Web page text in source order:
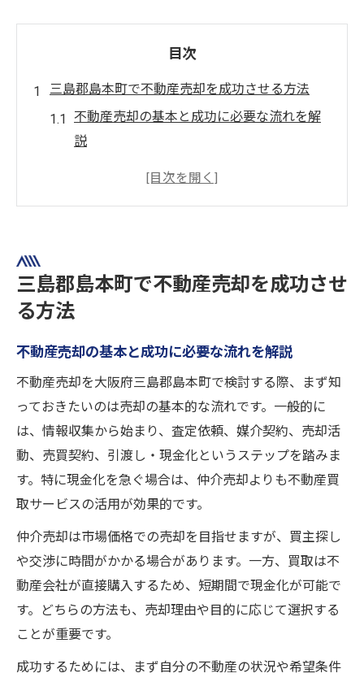
目次
三島郡島本町で不動産売却を成功させる方法
不動産売却の基本と成功に必要な流れを解
説
地域特性を活かした不動産売却のコツとは
スピーディーな現金化を叶える買取の極意
不動産売却と買取のスピード比較と特徴
買取査定で重視すべき不動産売却基準とは
スムーズな現金化を実現する買取の流れ
不動産売却で買取を選ぶ際の注意事項
空き家処分や相続物件の売却ポイント
空き家の不動産売却で意識すべき注意点
相続物件をスムーズに不動産売却する方法
残置物や管理負担を減らす売却準備のコツ
不動産売却時の相続手続きとポイント解説
空き家の現金化を加速させる売却戦略
納得感ある査定比較で見極める賢い選択
不動産売却の査定比較で失敗しない方法
複数社を比較する際の不動産売却チェック
三島郡島本町で不動産売却を成功させ
る方法
不動産売却の基本と成功に必要な流れを解説
不動産売却を大阪府三島郡島本町で検討する際、まず知
っておきたいのは売却の基本的な流れです。一般的に
は、情報収集から始まり、査定依頼、媒介契約、売却活
動、売買契約、引渡し・現金化というステップを踏みま
す。特に現金化を急ぐ場合は、仲介売却よりも不動産買
取サービスの活用が効果的です。
仲介売却は市場価格での売却を目指せますが、買主探し
や交渉に時間がかかる場合があります。一方、買取は不
動産会社が直接購入するため、短期間で現金化が可能で
す。どちらの方法も、売却理由や目的に応じて選択する
ことが重要です。
成功するためには、まず自分の不動産の状況や希望条件